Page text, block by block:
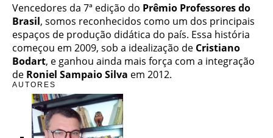
Vencedores da 7ª edição do Prêmio Professores do
Brasil, somos reconhecidos como um dos principais
espaços de produção didática do país. Essa história
começou em 2009, sob a idealização de Cristiano
Bodart, e ganhou ainda mais força com a integração
de Roniel Sampaio Silva em 2012.
AUTORES